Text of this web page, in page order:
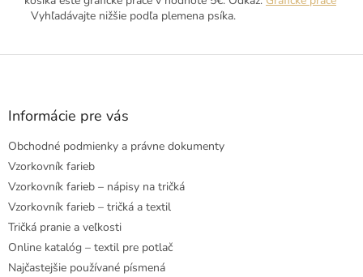
Vyhľadávajte nižšie podľa plemena psíka.
Z
Informácie pre vás
Obchodné podmienky a právne dokumenty
Vzorkovník farieb
Vzorkovník farieb – nápisy na tričká
Vzorkovník farieb – tričká a textil
Tričká pranie a veľkosti
Online katalóg – textil pre potlač
Najčastejšie používané písmená